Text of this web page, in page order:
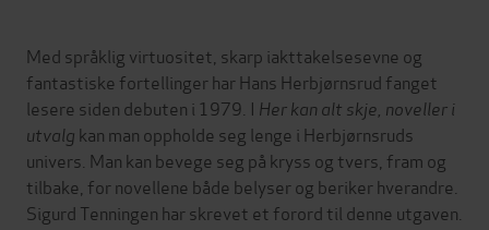
Med språklig virtuositet, skarp iakttakelsesevne og
fantastiske fortellinger har Hans Herbjørnsrud fanget
lesere siden debuten i 1979. I Her kan alt skje, noveller i
utvalg kan man oppholde seg lenge i Herbjørnsruds
univers. Man kan bevege seg på kryss og tvers, fram og
tilbake, for novellene både belyser og beriker hverandre.
Sigurd Tenningen har skrevet et forord til denne utgaven.